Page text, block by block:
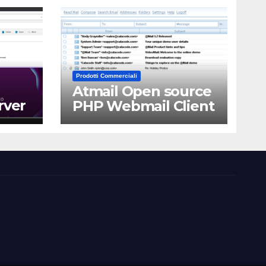
Prodotti Commerciali
Atmail Open source
PHP Webmail Client